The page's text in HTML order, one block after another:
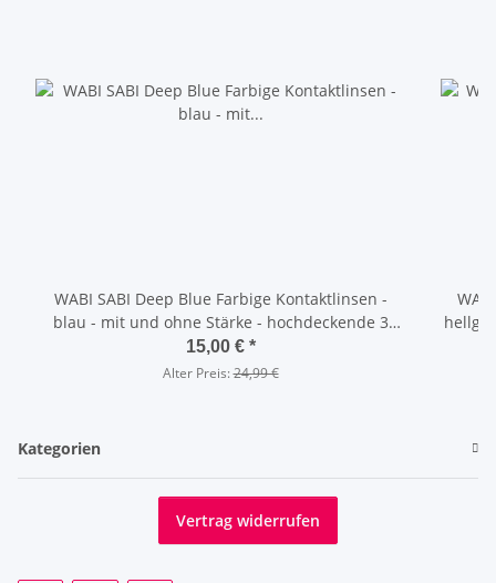
WABI SABI Deep Blue Farbige Kontaktlinsen -
blau - mit und ohne Stärke - hochdeckende 3
Monatslinsen
15,00 € *
Alter Preis:24,99 €
hellgrau - mit und ohne Stärke
Kategorien
Vertrag widerrufen